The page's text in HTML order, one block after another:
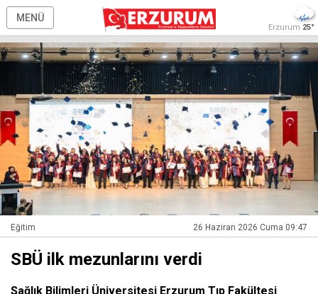
MENÜ
Erzurum 25°
Eğitim 26 Haziran 2026 Cuma 09:47
SBÜ ilk mezunlarını verdi
Sağlık Bilimleri Üniversitesi Erzurum Tıp Fakültesi